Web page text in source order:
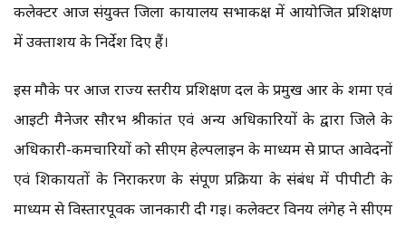
कलेक्टर आज संयुक्त जिला कार्यालय सभाकक्ष में आयोजित प्रशिक्षण
में उक्ताशय के निर्देश दिए हैं।
इस मौके पर आज राज्य स्तरीय प्रशिक्षण दल के प्रमुख आर के शर्मा एवं
आईटी मैनेजर सौरभ श्रीकांत एवं अन्य अधिकारियों के द्वारा जिले के
अधिकारी-कर्मचारियों को सीएम हेल्पलाईन के माध्यम से प्राप्त आवेदनों
एवं शिकायतों के निराकरण के संपूर्ण प्रक्रिया के संबंध में पीपीटी के
माध्यम से विस्तारपूर्वक जानकारी दी गई। कलेक्टर विनय लंगेह ने सीएम